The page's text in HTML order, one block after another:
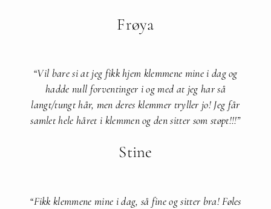
Frøya
“Vil bare si at jeg fikk hjem klemmene mine i dag og
hadde null forventinger i og med at jeg har så
langt/tungt hår, men deres klemmer tryller jo! Jeg får
samlet hele håret i klemmen og den sitter som støpt!!!”​
Stine
“Fikk klemmene mine i dag, så fine og sitter bra! Føles